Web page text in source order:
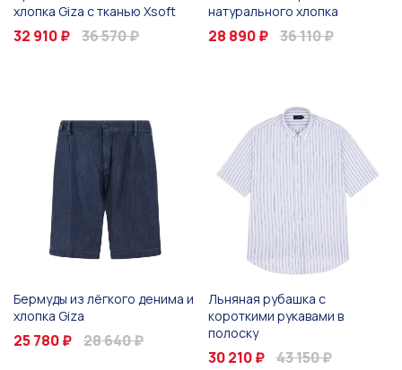
хлопка Giza с тканью Xsoft
32 910 ₽ 36 570 ₽
натурального хлопка
28 890 ₽ 36 110 ₽
Бермуды из лёгкого денима и
хлопка Giza
25 780 ₽ 28 640 ₽
Льняная рубашка с
короткими рукавами в
полоску
30 210 ₽ 43 150 ₽